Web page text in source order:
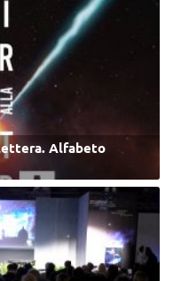
lettera. Alfabeto